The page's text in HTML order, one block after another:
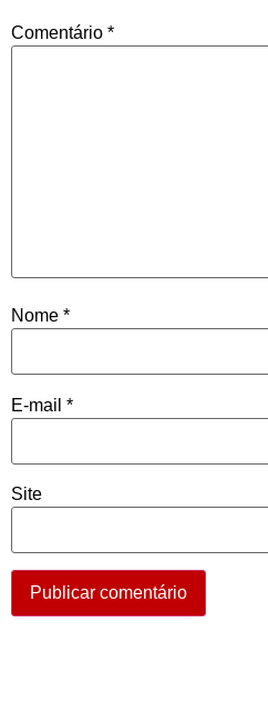
Comentário *
Nome *
E-mail *
Site